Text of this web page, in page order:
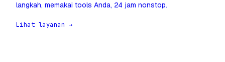
langkah, memakai tools Anda, 24 jam nonstop.
Lihat layanan →